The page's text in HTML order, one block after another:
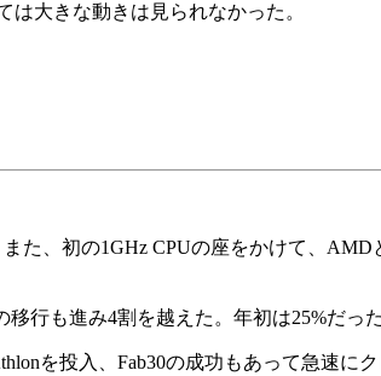
は大きな動きは見られなかった。
た、初の1GHz CPUの座をかけて、
行も進み4割を越えた。年初は25%だった
を投入、Fab30の成功もあって急速に